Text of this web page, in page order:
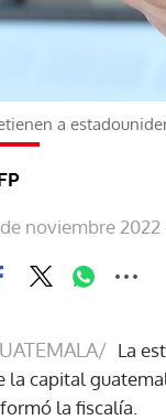
a
de noviembre 2022
La
la capital
la fiscalía.